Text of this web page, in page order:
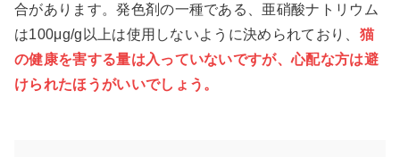
合があります。発色剤の一種である、亜硝酸ナトリウム
は100μg/g以上は使用しないように決められており、 猫
の健康を害する量は入っていないですが、心配な方は避
けられたほうがいいでしょう。